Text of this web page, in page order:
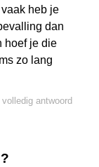
heb je
dan
hoef je die
zo lang
antwoord